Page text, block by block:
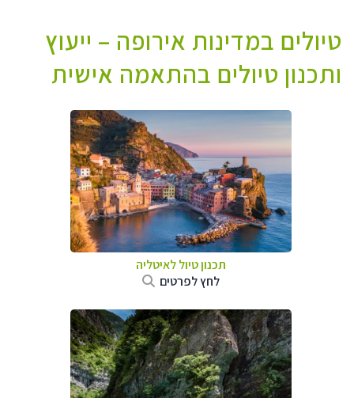
טיולים במדינות אירופה – ייעוץ
ותכנון טיולים בהתאמה אישית
תכנון טיול לאיטליה
לחץ לפרטים